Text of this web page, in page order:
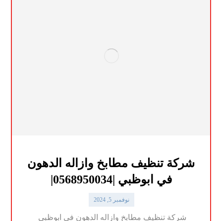
شركة تنظيف مطابخ وازاله الدهون
في ابوظبي |0568950034|
نوفمبر 5, 2024
شركة تنظيف مطابخ وازاله الدهون في ابوظبي